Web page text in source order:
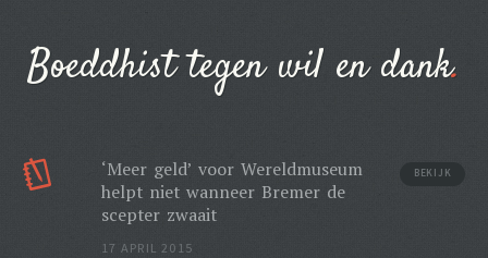
Boeddhist tegen wil en dank
BEKIJK
‘Meer geld’ voor Wereldmuseum
helpt niet wanneer Bremer de
scepter zwaait
17 APRIL 2015